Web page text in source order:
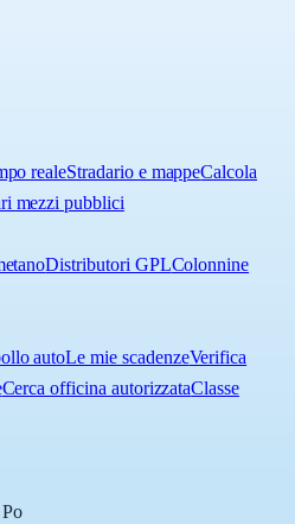
realeStradario e mappeCalcola
mezzi pubblici
Distributori GPLColonnine
autoLe mie scadenzeVerifica
Cerca officina autorizzataClasse